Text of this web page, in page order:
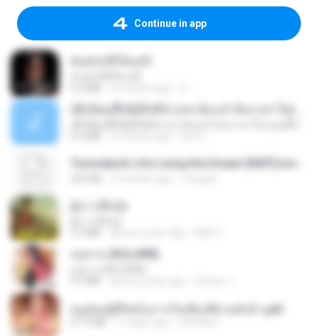
Continue in app
กุหลาบ (KULARB)
หนูน้อยสู้ชีวิตกับภารกิจเลี้ยงพี่ชายทั้งห้า.pdf